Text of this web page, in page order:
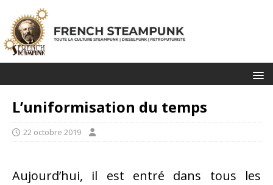
L’uniformisation du temps
22 octobre 2019
Aujourd’hui, il est entré dans tous les